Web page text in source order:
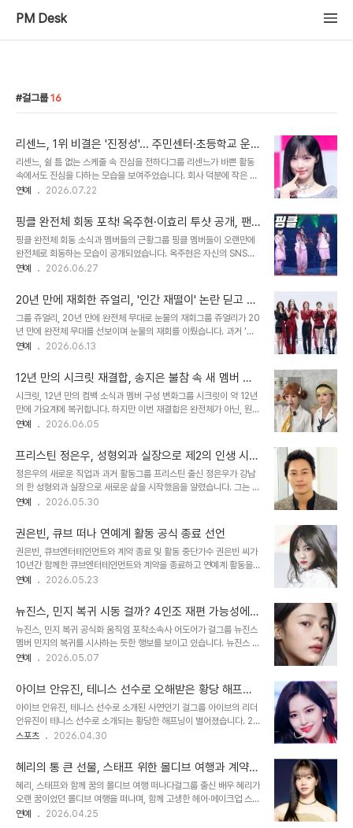
PM Desk
걸그룹 16
리센느, 1위 비결은 '진정성'... 주민센터·초등학교 운
동회도 마다않는 열정
리센느, 쉴 틈 없는 스케줄 속 진심을 전하다그룹 리센느가 바쁜 활동
속에서도 진심을 다하는 모습을 보여주었습니다. 회사 덕분에 작은 행
사라도 매일 꾸준히 진행할 수 있었다고 합니다. 지인들의 초청으로 참
다. 무대 크기보다 중요한 것은 팬들과의 교감리센느 멤버들은 초등학
교 운동회나 주민센터 행사 등 다양한 장소에서 팬들과 만났다고 밝혔
습니다. 무대의 크기보다는 팬들과 직접 소통하는 경험이 더 중요했다
고 강조했습니다. 이러한 경험은 멤버들에게 큰 훈훈함을 선사했습니
다. 체력적 한계에도 헌신하는 리센느의 열정연이은 스케줄로 인해 멤
있었으며, 하루 평균 4~5시간밖에 ..
연예 2026.07.22
핑클 완전체 회동 포착! 옥주현·이효리 투샷 공개, 팬
들 '추억 소환'
핑클 완전체 회동 소식과 멤버들의 근황그룹 핑클 멤버들이 오랜만에
완전체로 회동하는 모습이 공개되었습니다. 옥주현은 자신의 SNS를
통해 멤버들과 함께한 즐거운 시간을 공유하며 팬들의 반가움을 더했
태그하며 완전체 만남을 암시했습니다. SNS를 통해 공개된 핑클 멤버
들의 유쾌한 일상공개된 영상에는 성유리가 멤버들에게 신조어를 알
려주며 즐거워하는 모습이 담겼습니다. 옥주현은 성유리를 향해 '완전
사랑스러운 막냉이'라고 칭하며 애정을 표현했습니다. 또한 옥주현과
이효리가 나란히 앉아 대화하는 모습도 공개되어 훈훈함을 자아냈습
한 핑클은 수많은 히트곡을 남기며 1세대..
연예 2026.06.27
20년 만에 재회한 쥬얼리, '인간 재떨이' 논란 딛고 눈
물로 화해하다
그룹 쥬얼리, 20년 만에 완전체 무대로 눈물의 재회그룹 쥬얼리가 20
년 만에 완전체 무대를 선보이며 눈물의 재회를 이뤘습니다. 과거 '인
간 재떨이' 발언으로 불화설의 중심에 섰던 조민아와 서인영이 마침내
수를 자극했습니다. 조민아의 충격 폭로와 서인영의 공개 사과조민아
는 과거 그룹 활동 당시 '인간 재떨이'와 같은 발언으로 상처를 받았다
고 폭로하며 불화설을 증폭시켰습니다. 서인영은 이후 자신의 잘못을
인정하고 공개적으로 사과하며 관계 회복의 의지를 보였습니다. 이러
한 과정을 통해 오랜 오해를 풀고 다시금 뭉치게 되었습니다. 화해와
에 대한 그리움과 애정을 확인했습니..
연예 2026.06.13
12년 만의 시크릿 재결합, 송지은 불참 속 새 멤버 합
류…팬들 반응은 엇갈려
시크릿, 12년 만의 컴백 소식과 멤버 구성 변화그룹 시크릿이 약 12년
만에 가요계에 복귀합니다. 하지만 이번 재결합은 완전체가 아닌, 원년
멤버 전효성, 정하나와 새로운 멤버 한 명이 합류한 3인조로 진행됩니
합 명단에서 제외되었습니다. 팬들의 상반된 반응과 재결합에 대한 기
대감송지은의 불참 소식에 일부 팬들은 '차라리 유닛 활동이 낫다'는
부정적인 의견을 보였습니다. 반면, '새 멤버 영입이라도 활동하는 것
이 낫다'며 응원하는 목소리도 높습니다. 시크릿은 '매직', '마돈나' 등
다수의 히트곡을 보유한 2세대 대표 걸그룹입니다. 새로운 시크릿의
떤 음악적 ..
연예 2026.06.05
프리스틴 정은우, 성형외과 실장으로 제2의 인생 시
작: 아이오아이 재결합에 대한 아쉬움 토로
정은우의 새로운 직업과 과거 활동그룹 프리스틴 출신 정은우가 강남
의 한 성형외과 실장으로 새로운 삶을 시작했음을 알렸습니다. 그는 과
거 Mnet '프로듀스 101'에 출연했으며, 아이오아이의 데뷔 10주년
동을 되짚으며 현재의 근황을 전했습니다. 아이오아이 재결합에 대한
심경과 미래 계획정은우는 10년 만에 재결합하는 아이오아이를 보며
아쉬운 마음을 표현했습니다. 그는 28세의 나이에 사회생활을 이어가
기 위해 성형외과 실장이 되기로 결심했다고 밝혔습니다. 성공한 아이
돌보다 쉬울 것이라는 그의 말은 많은 이들의 관심을 끌었습니다. 정은
전직 아이돌로서의 삶과 현재의 직..
연예 2026.05.30
권은빈, 큐브 떠나 연예계 활동 공식 종료 선언
권은빈, 큐브엔터테인먼트와 계약 종료 및 활동 중단가수 권은빈 씨가
10년간 함께한 큐브엔터테인먼트와 계약을 종료하고 연예계 활동을
중단하는 것으로 확인되었습니다. 권은빈 씨는 더 이상 연예계 활동을
털사이트에 등록되었던 권은빈 씨의 정보는 현재 모두 삭제된 상태입
니다. 비연예인으로서의 삶을 선택한 권은빈관계자들에 따르면 권은
빈 씨의 이번 결정에 특별한 사건이 있었던 것은 아니라고 합니다. 평
소 비연예인으로서의 삶을 살아가고 싶다는 의사를 꾸준히 밝혀왔던
것으로 알려졌습니다. 큐브엔터테인먼트 측 또한 권은빈 씨와의 오랜
장을 밝혔습니다. CLC 데뷔부터 배우 ..
연예 2026.05.23
뉴진스, 민지 복귀 시동 걸까? 4인조 재편 가능성에
팬들 촉각
뉴진스, 민지 복귀 공식화 움직임 포착소속사 어도어가 걸그룹 뉴진스
멤버 민지의 복귀를 시사하는 듯한 행보를 보이고 있습니다. 뉴진스 공
식 SNS에 'HAPPY MINJI DAY'라는 문구와 함께 민지가 직접 구운
정을 통해 민지를 언급한 첫 사례로, 팬들의 뜨거운 관심을 받고 있습
니다. 해당 쿠키는 민지가 생일 카페에서 팬들에게 선물했던 것과 동일
한 것으로 알려져 더욱 의미를 더합니다. 뉴진스 멤버들의 복귀 의사
표명앞서 뉴진스 멤버 5인은 어도어의 전속 계약 위반을 주장하며 독
자 활동을 시도했으나, 지난해 10월 어도어와의 전속 계약 유효 확인
어도어 복귀 의사를..
연예 2026.05.07
아이브 안유진, 테니스 선수로 오해받은 황당 해프닝!
동명이인과 헷갈린 사연
아이브 안유진, 테니스 선수로 소개된 사연인기 걸그룹 아이브의 리더
안유진이 테니스 선수로 소개되는 황당한 해프닝이 벌어졌습니다. 29
일 경기도 고양시에서 열린 ITF W35 NH농협국제대회 1회전에서
대한 소개 과정에서 오류가 발생했습니다. 체코에 본사를 둔 스포츠 정
보 사이트 '라이브 스포츠'는 아이브 안유진을 세계 랭킹 936위의 테
니스 선수로 잘못 소개했습니다. 이 소식은 SNS를 통해 빠르게 퍼져
나갔고, 팬들의 즉각적인 지적으로 오류가 바로잡혔습니다. 오해의 원
인은 동명이인 선수이번 해프닝은 아이브 안유진과 동명이인인 테니
스포츠 2026.04.30
혜리의 통 큰 선물, 스태프 위한 몰디브 여행과 계약금
포기 미담
혜리, 스태프와 함께 꿈의 몰디브 여행 떠나다걸그룹 출신 배우 혜리가
오랜 꿈이었던 몰디브 여행을 떠나며, 함께 고생한 헤어·메이크업 스태
프들을 초청해 훈훈함을 자아내고 있습니다. 약 17시간의 긴 여정 끝
연예 2026.04.25